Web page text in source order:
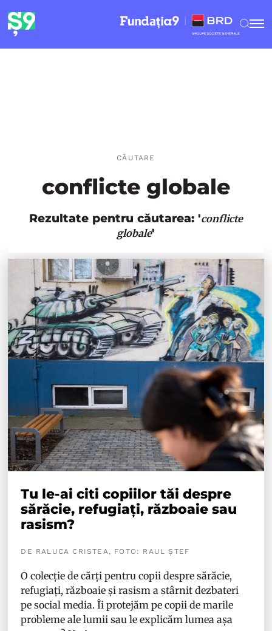
CĂUTARE
conflicte globale
Rezultate pentru căutarea: 'conflicte
globale'
Tu le-ai citi copiilor tăi despre
sărăcie, refugiați, războaie sau
rasism?
DE RALUCA CRISTEA, FOTO: RAUL ȘTEF
O colecție de cărți pentru copii despre sărăcie,
refugiați, războaie și rasism a stârnit dezbateri
pe social media. Îi protejăm pe copii de marile
probleme ale lumii sau le explicăm lumea așa